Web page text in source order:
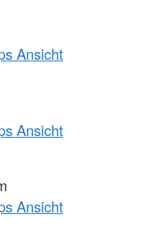
Ansicht
Ansicht
Ansicht